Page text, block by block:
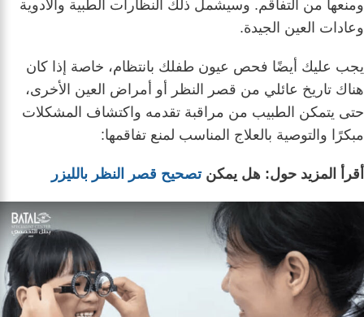
ومنعها من التفاقم. وسيشمل ذلك النظارات الطبية والأدوية
وعادات العين الجيدة.
يجب عليك أيضًا فحص عيون طفلك بانتظام، خاصة إذا كان
هناك تاريخ عائلي من قصر النظر أو أمراض العين الأخرى،
حتى يتمكن الطبيب من مراقبة تقدمه واكتشاف المشكلات
مبكرًا والتوصية بالعلاج المناسب لمنع تفاقمها:
أقرأ المزيد حول: هل يمكن تصحيح قصر النظر بالليزر